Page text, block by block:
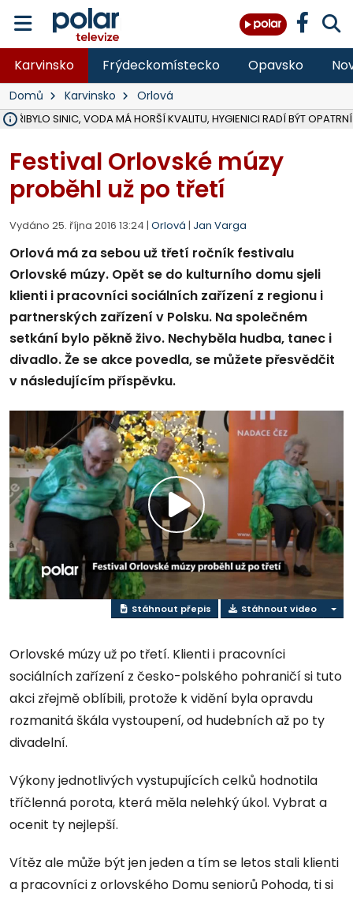
Karvinsko Frýdeckomístecko Opavsko
Domů Karvinsko Orlová
PŘIBYLO SINIC, VODA MÁ HORŠÍ KVALITU, HYGIENICI RADÍ BÝT OPATRNÍ
Festival Orlovské múzy
proběhl už po třetí
Vydáno 25. října 2016 13:24 | Orlová | Jan Varga
Orlová má za sebou už třetí ročník festivalu
Orlovské múzy. Opět se do kulturního domu sjeli
klienti i pracovníci sociálních zařízení z regionu i
partnerských zařízení v Polsku. Na společném
setkání bylo pěkně živo. Nechyběla hudba, tanec i
divadlo. Že se akce povedla, se můžete přesvědčit
v následujícím příspěvku.
Přehrát
video
Stáhnout přepis Stáhnout video
Orlovské múzy už po třetí. Klienti i pracovníci
sociálních zařízení z česko-polského pohraničí si tuto
akci zřejmě oblíbili, protože k vidění byla opravdu
rozmanitá škála vystoupení, od hudebních až po ty
divadelní.
Výkony jednotlivých vystupujících celků hodnotila
tříčlenná porota, která měla nelehký úkol. Vybrat a
ocenit ty nejlepší.
Vítěz ale může být jen jeden a tím se letos stali klienti
a pracovníci z orlovského Domu seniorů Pohoda, ti si